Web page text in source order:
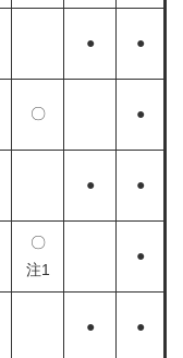
● ●
〇 ●
● ●
〇
注1
●
● ●